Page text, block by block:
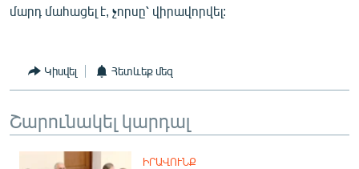
Русский
մարդ մահացել է, չորսը՝ վիրավորվել:
Կիսվել Հետևեք մեզ
Շարունակել կարդալ
ԻՐԱՎՈՒՆՔ